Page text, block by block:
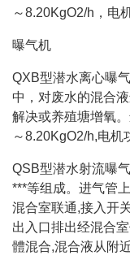
～8.20KgO2/h，电
曝气机
QXB型潜水离心曝
中，对废水的混合
解决或养殖塘增氧
～8.20KgO2/h,电机
QSB型潜水射流曝
***等组成。进气管
混合室联通,接入开
出入口排出经混合
體混合,混合液从附